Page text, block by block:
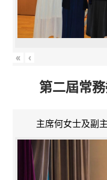
« ‹
第二屆常
主席何女士及副